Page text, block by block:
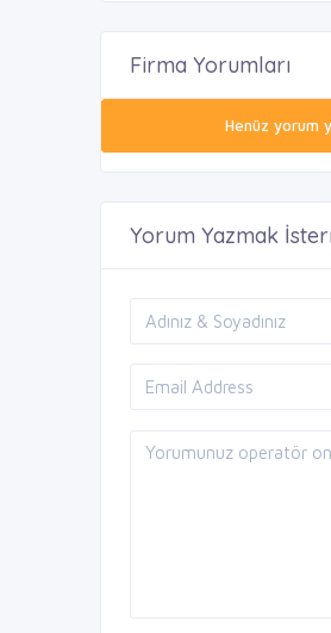
Firma Yorumları
Henüz yorum
Yorum Yazmak